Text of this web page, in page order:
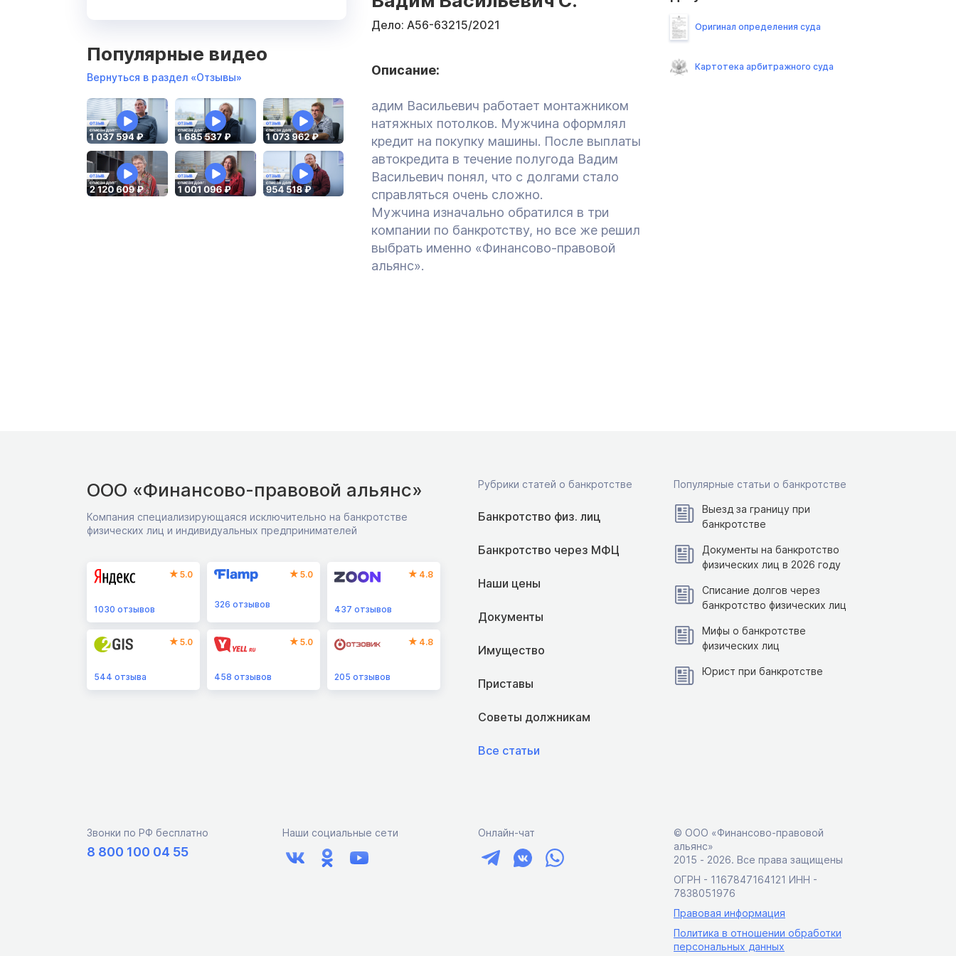
Популярные видео
Вернуться в раздел «Отзывы»
Дело: А56-63215/2021
Описание:
адим Васильевич работает монтажником
натяжных потолков. Мужчина оформлял
кредит на покупку машины. После выплаты
автокредита в течение полугода Вадим
Васильевич понял, что с долгами стало
справляться очень сложно.
Мужчина изначально обратился в три
компании по банкротству, но все же решил
выбрать именно «Финансово-правовой
альянс».
Оригинал определения суда
Картотека арбитражного суда
ООО «Финансово-правовой альянс»
Компания специализирующаяся исключительно на банкротстве
физических лиц и индивидуальных предпринимателей
5.0
1030 отзывов
5.0
326 отзывов
4.8
437 отзывов
5.0
544 отзыва
5.0
458 отзывов
4.8
205 отзывов
Рубрики статей о банкротстве
Банкротство физ. лиц
Банкротство через МФЦ
Наши цены
Документы
Имущество
Приставы
Советы должникам
Все статьи
Популярные статьи о банкротстве
Выезд за границу при
банкротстве
Документы на банкротство
физических лиц в 2026 году
Списание долгов через
банкротство физических лиц
Мифы о банкротстве
физических лиц
Юрист при банкротстве
Звонки по РФ бесплатно
8 800 100 04 55
Наши социальные сети Онлайн-чат
© ООО «Финансово-правовой
альянс»
2015 ‑ 2026. Все права защищены
ОГРН - 1167847164121 ИНН -
7838051976
Правовая информация
Политика в отношении обработки
персональных данных